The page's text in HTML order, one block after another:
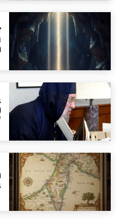
האם
מה
"לפני
האמונה"